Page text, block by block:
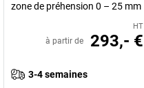
zone de préhension 0 – 25 mm
HT
à partir de 293,- €
3-4 semaines